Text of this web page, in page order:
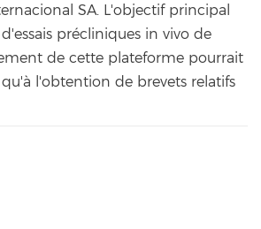
SA. L'objectif principal
précliniques in vivo de
de cette plateforme pourrait
l'obtention de brevets relatifs